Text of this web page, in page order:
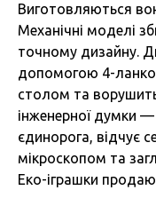
Виготовляються
Механічні моделі
точному дизайну.
допомогою 4-
столом та
інженерної думки
єдинорога, відчує
мікроскопом та
Еко-іграшки